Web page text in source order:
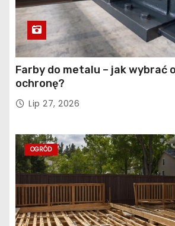
Farby do metalu – jak wybrać
ochronę?
Lip 27, 2026
OGRÓD